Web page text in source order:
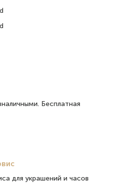
Бесплатная
для украшений и часов